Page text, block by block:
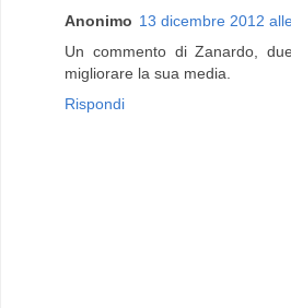
Anonimo 13 dicembre 2012
Un commento di Zanardo,
migliorare la sua media.
Rispondi